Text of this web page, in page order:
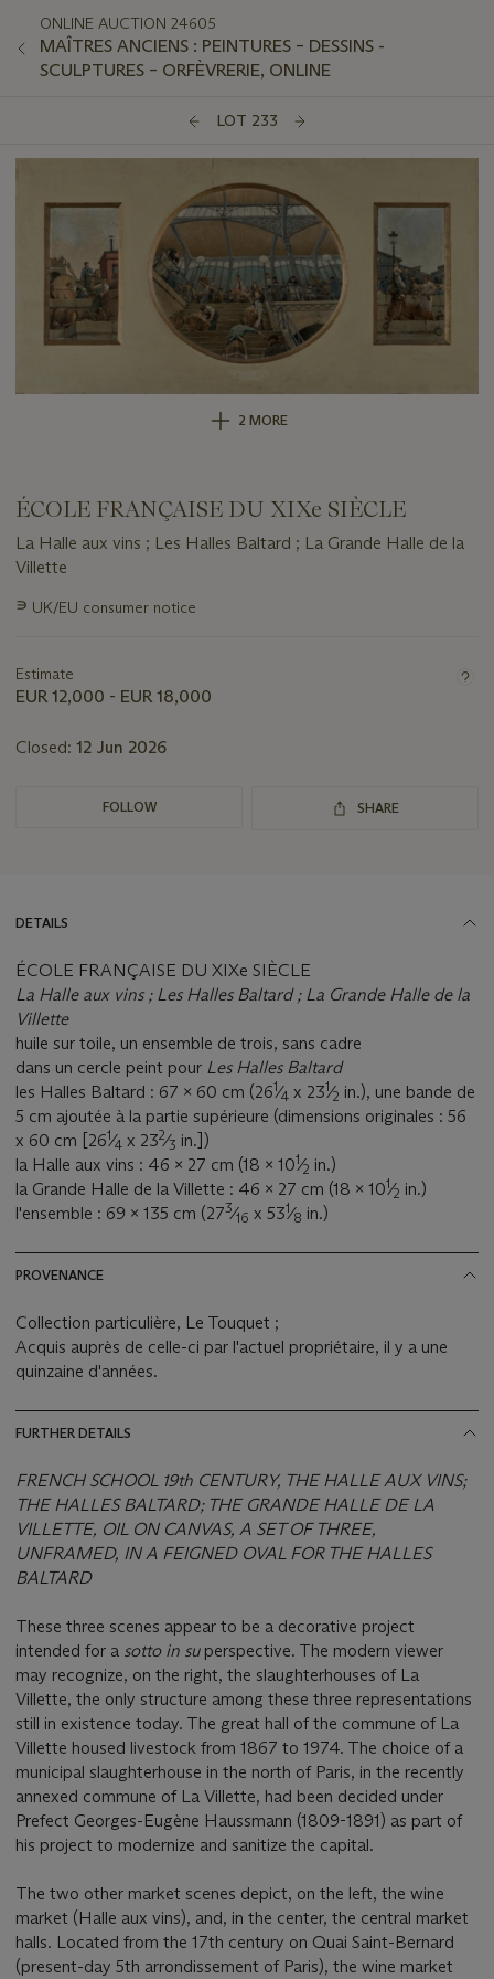
ONLINE AUCTION 24605
MAÎTRES ANCIENS : PEINTURES – DESSINS -
SCULPTURES – ORFÈVRERIE, ONLINE
LOT 233
2 MORE
ÉCOLE FRANÇAISE DU XIXe SIÈCLE
La Halle aux vins ; Les Halles Baltard ; La Grande Halle de la
Villette
Important
lot
∍ UK/EU consumer notice
Estimate
EUR 12,000 - EUR 18,000
Closed: 12 Jun 2026
FOLLOW SHARE
DETAILS
ÉCOLE FRANÇAISE DU XIXe SIÈCLE
La Halle aux vins ; Les Halles Baltard ; La Grande Halle de la
Villette
huile sur toile, un ensemble de trois, sans cadre
dans un cercle peint pour Les Halles Baltard
les Halles Baltard : 67 x 60 cm (261⁄4 x 231⁄2 in.), une bande de
5 cm ajoutée à la partie supérieure (dimensions originales : 56
x 60 cm [261⁄4 x 232⁄3 in.])
la Halle aux vins : 46 x 27 cm (18 x 101⁄2 in.)
la Grande Halle de la Villette : 46 x 27 cm (18 x 101⁄2 in.)
l'ensemble : 69 x 135 cm (273⁄16 x 531⁄8 in.)
PROVENANCE
Collection particulière, Le Touquet ;
Acquis auprès de celle-ci par l'actuel propriétaire, il y a une
quinzaine d'années.
FURTHER DETAILS
FRENCH SCHOOL 19th CENTURY, THE HALLE AUX VINS;
THE HALLES BALTARD; THE GRANDE HALLE DE LA
VILLETTE, OIL ON CANVAS, A SET OF THREE,
UNFRAMED, IN A FEIGNED OVAL FOR THE HALLES
BALTARD
These three scenes appear to be a decorative project
intended for a sotto in su perspective. The modern viewer
may recognize, on the right, the slaughterhouses of La
Villette, the only structure among these three representations
still in existence today. The great hall of the commune of La
Villette housed livestock from 1867 to 1974. The choice of a
municipal slaughterhouse in the north of Paris, in the recently
annexed commune of La Villette, had been decided under
Prefect Georges-Eugène Haussmann (1809-1891) as part of
his project to modernize and sanitize the capital.
The two other market scenes depict, on the left, the wine
market (Halle aux vins), and, in the center, the central market
halls. Located from the 17th century on Quai Saint-Bernard
(present-day 5th arrondissement of Paris), the wine market